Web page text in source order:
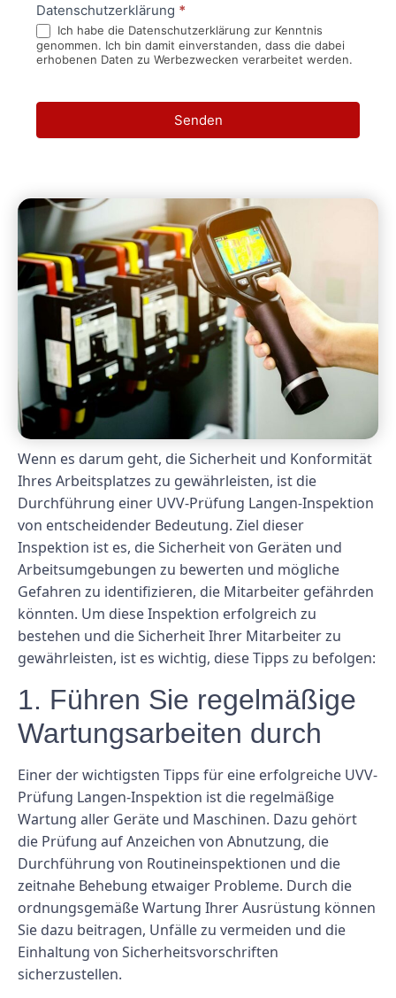
Datenschutzerklärung *
Ich habe die Datenschutzerklärung zur Kenntnis
genommen. Ich bin damit einverstanden, dass die dabei
erhobenen Daten zu Werbezwecken verarbeitet werden.
Senden
Wenn es darum geht, die Sicherheit und Konformität
Ihres Arbeitsplatzes zu gewährleisten, ist die
Durchführung einer UVV-Prüfung Langen-Inspektion
von entscheidender Bedeutung. Ziel dieser
Inspektion ist es, die Sicherheit von Geräten und
Arbeitsumgebungen zu bewerten und mögliche
Gefahren zu identifizieren, die Mitarbeiter gefährden
könnten. Um diese Inspektion erfolgreich zu
bestehen und die Sicherheit Ihrer Mitarbeiter zu
gewährleisten, ist es wichtig, diese Tipps zu befolgen:
1. Führen Sie regelmäßige
Wartungsarbeiten durch
Einer der wichtigsten Tipps für eine erfolgreiche UVV-
Prüfung Langen-Inspektion ist die regelmäßige
Wartung aller Geräte und Maschinen. Dazu gehört
die Prüfung auf Anzeichen von Abnutzung, die
Durchführung von Routineinspektionen und die
zeitnahe Behebung etwaiger Probleme. Durch die
ordnungsgemäße Wartung Ihrer Ausrüstung können
Sie dazu beitragen, Unfälle zu vermeiden und die
Einhaltung von Sicherheitsvorschriften
sicherzustellen.